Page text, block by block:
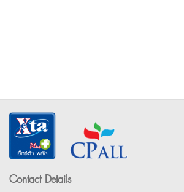
Contact Details